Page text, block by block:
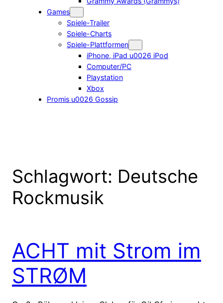
Games
Spiele-Trailer
Spiele-Charts
Spiele-Plattformen
iPhone, iPad u0026 iPod
Computer/PC
Playstation
Xbox
Promis u0026 Gossip
Schlagwort: Deutsche
Rockmusik
ACHT mit Strom im
STRØM